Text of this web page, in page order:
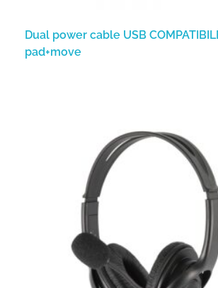
Dual power cable USB
pad+move